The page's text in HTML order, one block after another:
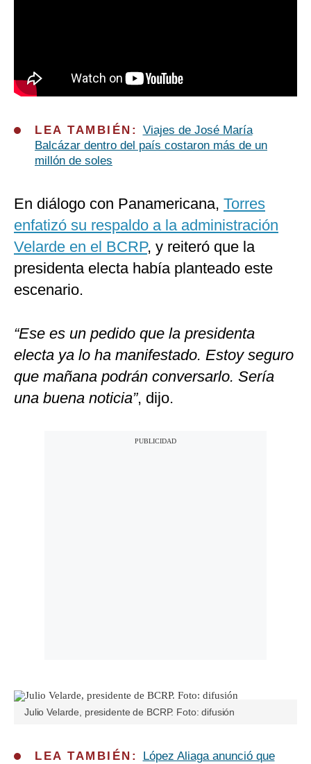
LEA TAMBIÉN: Viajes de José María
Balcázar dentro del país costaron más de un
millón de soles
En diálogo con Panamericana, Torres
enfatizó su respaldo a la administración
Velarde en el BCRP, y reiteró que la
presidenta electa había planteado este
escenario.
“Ese es un pedido que la presidenta
electa ya lo ha manifestado. Estoy seguro
que mañana podrán conversarlo. Sería
una buena noticia”, dijo.
Julio Velarde, presidente de BCRP. Foto: difusión
LEA TAMBIÉN:
López Aliaga anunció que